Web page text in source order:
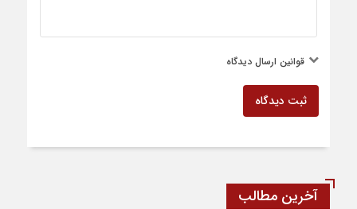
قوانین ارسال دیدگاه
ثبت دیدگاه
آخرین مطالب